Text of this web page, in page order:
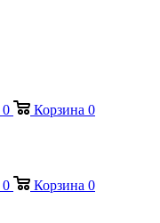
0 Корзина 0
0 Корзина 0